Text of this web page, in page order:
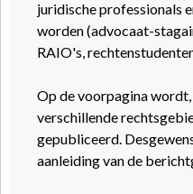
juridische professionals
worden (advocaat-
RAIO's,
Op de voorpagina
verschillende
gepubliceerd.
aanleiding van de